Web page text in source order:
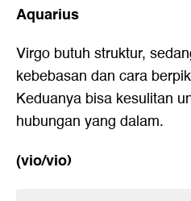
Aquarius
Virgo butuh struktur,
kebebasan dan cara
Keduanya bisa kesulitan
hubungan yang dalam.
(vio/vio)